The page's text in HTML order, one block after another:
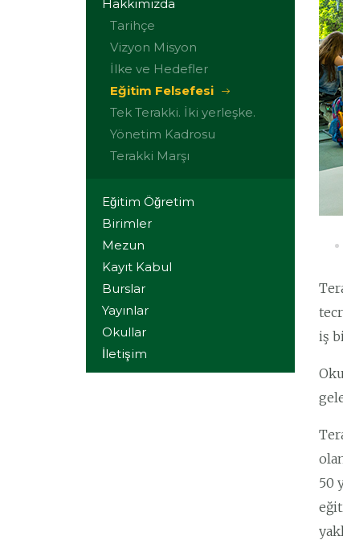
Hakkımızda
Tarihçe
Vizyon Misyon
İlke ve Hedefler
Eğitim Felsefesi
Tek Terakki. İki yerleşke.
Yönetim Kadrosu
Terakki Marşı
Eğitim Öğretim
Birimler
Mezun
Kayıt Kabul
Burslar
Yayınlar
Okullar
İletişim
iş
50